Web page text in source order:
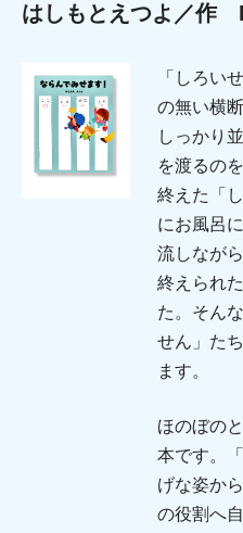
はしもとえつよ／
「しろい
の無い横
しっかり
を渡るの
終えた「
にお風呂
流しなが
終えられ
た。そん
せん」た
ます。
ほのぼの
本です。
げな姿か
の役割へ